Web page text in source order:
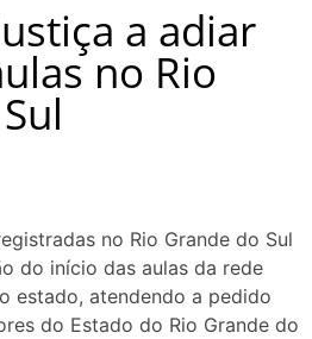
a adiar
no Rio
no Rio Grande do Sul
do início das aulas da rede
estado, atendendo a pedido
do Estado do Rio Grande do